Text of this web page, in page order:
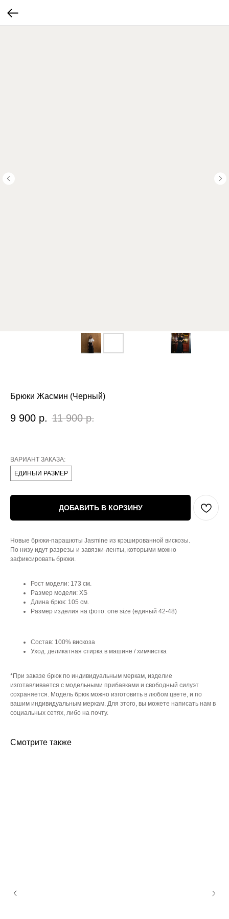
Брюки Жасмин (Черный)
9 900 р. 11 900 р.
ВАРИАНТ ЗАКАЗА:
ЕДИНЫЙ РАЗМЕР
ДОБАВИТЬ В КОРЗИНУ
Новые брюки-парашюты Jasmine из крэшированной вискозы.
По низу идут разрезы и завязки-ленты, которыми можно
зафиксировать брюки.
Рост модели: 173 см.
Размер модели: XS
Длина брюк: 105 см.
Размер изделия на фото: one size (единый 42-48)
Состав: 100% вискоза
Уход: деликатная стирка в машине / химчистка
*При заказе брюк по индивидуальным меркам, изделие
изготавливается с модельными прибавками и свободный силуэт
сохраняется. Модель брюк можно изготовить в любом цвете, и по
вашим индивидуальным меркам. Для этого, вы можете написать нам в
социальных сетях, либо на почту.
Смотрите также